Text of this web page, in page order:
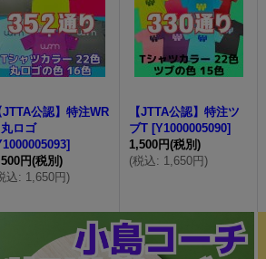
JTTA公認】特注WR
丸ロゴ
]
円(税別)
込: 1,650円)
【JTTA公認】特注ツ
ブT [Y1000005090]
1,500円(税別)
(税込: 1,650円)